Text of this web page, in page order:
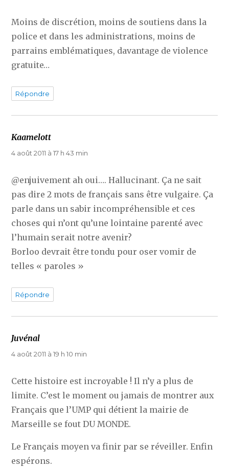
Moins de discrétion, moins de soutiens dans la
police et dans les administrations, moins de
parrains emblématiques, davantage de violence
gratuite…
Répondre
Kaamelott
4 août 2011 à 17 h 43 min
@enjuivement ah oui…. Hallucinant. Ça ne sait
pas dire 2 mots de français sans être vulgaire. Ça
parle dans un sabir incompréhensible et ces
choses qui n’ont qu’une lointaine parenté avec
l’humain serait notre avenir?
Borloo devrait être tondu pour oser vomir de
telles « paroles »
Répondre
Juvénal
4 août 2011 à 19 h 10 min
Cette histoire est incroyable ! Il n’y a plus de
limite. C’est le moment ou jamais de montrer aux
Français que l’UMP qui détient la mairie de
Marseille se fout DU MONDE.
Le Français moyen va finir par se réveiller. Enfin
espérons.